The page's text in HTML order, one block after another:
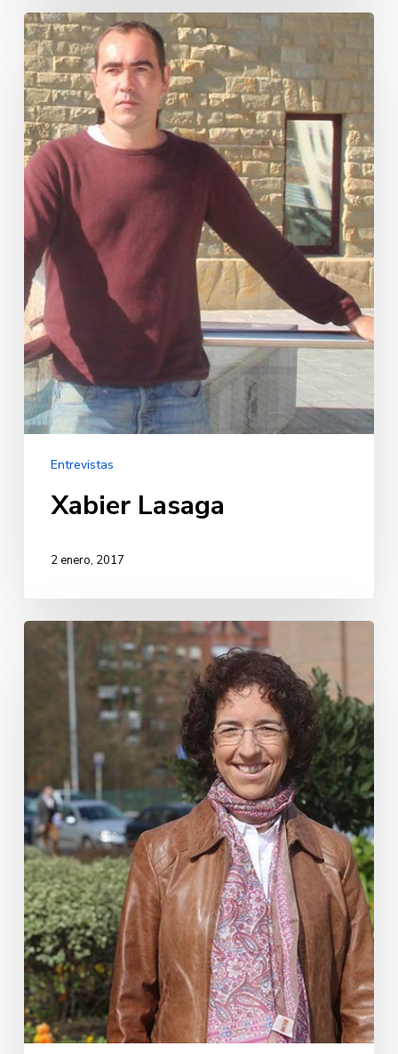
Xabier
Lasaga
Entrevistas
Xabier Lasaga
2 enero, 2017
Aitziber
Irigoras